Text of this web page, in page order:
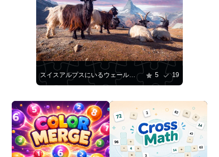
スイスアルプスにいるウェールズのヤギ 5 19